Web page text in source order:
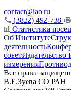
contact@iao.ru
(3822) 492-738
Статистика
Об Институте
деятельность
совет
измерения
Все права
В.Е.Зуева СО РАН